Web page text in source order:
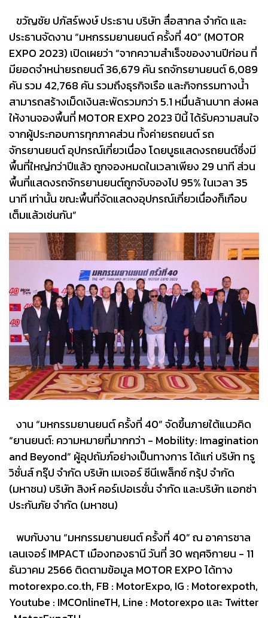
ขวัญชัย ปภัสร์พงษ์ ประธาน บริษัท สื่อสากล จำกัด และ
ประธานจัดงาน “มหกรรมยานยนต์ ครั้งที่ 40” (MOTOR
EXPO 2023) เปิดเผยว่า “จากความสำเร็จของงานปีก่อน ที่
มียอดจำหน่ายรถยนต์ 36,679 คัน รถจักรยานยนต์ 6,089
คัน รวม 42,768 คัน รวมถึงธุรกิจเรือ และกิจกรรมทางน้ำ
สามารถสร้างเม็ดเงินสะพัดรวมกว่า 5.1 หมื่นล้านบาท ส่งผล
ให้งานจองพื้นที่ MOTOR EXPO 2023 ปีนี้ ได้รับความสนใจ
จากผู้ประกอบการทุกภาคส่วน ทั้งค่ายรถยนต์ รถ
จักรยานยนต์ อุปกรณ์เกี่ยวเนื่อง โดยบูธแสดงรถยนต์ซึ่งมี
พื้นที่ใหญ่กว่าปีแล้ว ถูกจองหมดในเวลาเพียง 29 นาที ส่วน
พื้นที่แสดงรถจักรยานยนต์ถูกจับจองไป 95% ในเวลา 35
นาที เท่านั้น ขณะพื้นที่จัดแสดงอุปกรณ์เกี่ยวเนื่องก็เกือบ
เต็มแล้วเช่นกัน”
งาน “มหกรรมยานยนต์ ครั้งที่ 40” จัดขึ้นภายใต้แนวคิด
“ยานยนต์: ความหมายที่มากกว่า - Mobility: Imagination
and Beyond” ผู้อุปถัมภ์อย่างเป็นทางการ ได้แก่ บริษัท ทรู
วิชั่นส์ กรุ๊ป จำกัด บริษัท เมเจอร์ ซีนีเพล็กซ์ กรุ้ป จำกัด
(มหาชน) บริษัท สิงห์ คอร์เปอเรชั่น จำกัด และบริษัท แอกซ่า
ประกันภัย จำกัด (มหาชน)
พบกับงาน “มหกรรมยานยนต์ ครั้งที่ 40” ณ อาคารชาล
เลนเจอร์ IMPACT เมืองทองธานี วันที่ 30 พฤศจิกายน - 11
ธันวาคม 2566 ติดตามข้อมูล MOTOR EXPO ได้ทาง
motorexpo.co.th, FB : MotorExpo, IG : Motorexpoth,
Youtube : IMCOnlineTH, Line : Motorexpo และ Twitter